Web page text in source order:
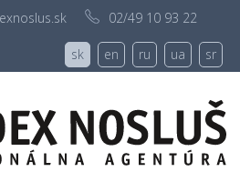
02/49 10 93 22
sk en ru ua sr